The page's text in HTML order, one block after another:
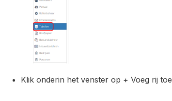
Klik onderin het venster op + Voeg rij toe